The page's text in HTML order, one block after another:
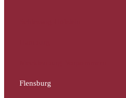
Flensburg